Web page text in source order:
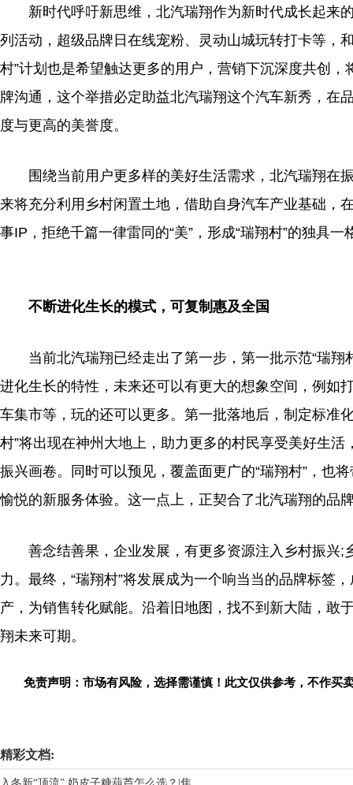
新时代呼吁新思维，北汽瑞翔作为新时代成长起来
列活动，超级品牌日在线宠粉、灵动山城玩转打卡等，
村”计划也是希望触达更多的用户，营销下沉深度共创
牌沟通，这个举措必定助益北汽瑞翔这个汽车新秀，在
度与更高的美誉度。
围绕当前用户更多样的美好生活需求，北汽瑞翔在
来将充分利用乡村闲置土地，借助自身汽车产业基础，
事IP，拒绝千篇一律雷同的“美”，形成“瑞翔村”的独具一
​不断进化生长的模式，可复制惠及全国
当前北汽瑞翔已经走出了第一步，第一批示范“瑞翔
进化生长的特性 ，未来还可以有更大的想象空间，例如
车集市等，玩的还可以更多。第一批落地后，制定标准
村”将出现在神州 大地上，助力更多的村民享受美好生
振兴画卷。同时可以预见，覆盖面更广的“瑞翔村”，也
愉悦的新服务体验。这一点上，正契合了北汽瑞翔的品
善念结善果，企业发展，有更多资源注入乡村振兴;
力。最终，“瑞翔村”将发展成为一个响当当的品牌标签
产，为销售转化赋能。沿着旧地图，找不到新大陆，敢
翔未来可期。
免责声明：市场有风险，选择需谨慎！此文仅供参考，不作买
精彩文档: